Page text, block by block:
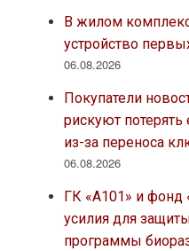
В жилом
устройство
06.08.2026
Покупатели
рискуют
из-за переноса
06.08.2026
ГК «А101» и
усилия для
программы